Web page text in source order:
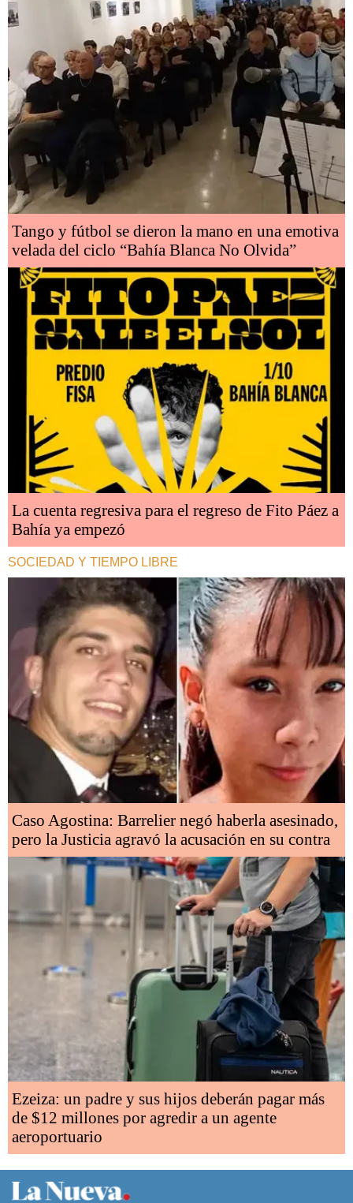
Tango y fútbol se dieron la mano en una emotiva
velada del ciclo “Bahía Blanca No Olvida”
La cuenta regresiva para el regreso de Fito Páez a
Bahía ya empezó
SOCIEDAD Y TIEMPO LIBRE
Caso Agostina: Barrelier negó haberla asesinado,
pero la Justicia agravó la acusación en su contra
Ezeiza: un padre y sus hijos deberán pagar más
de $12 millones por agredir a un agente
aeroportuario